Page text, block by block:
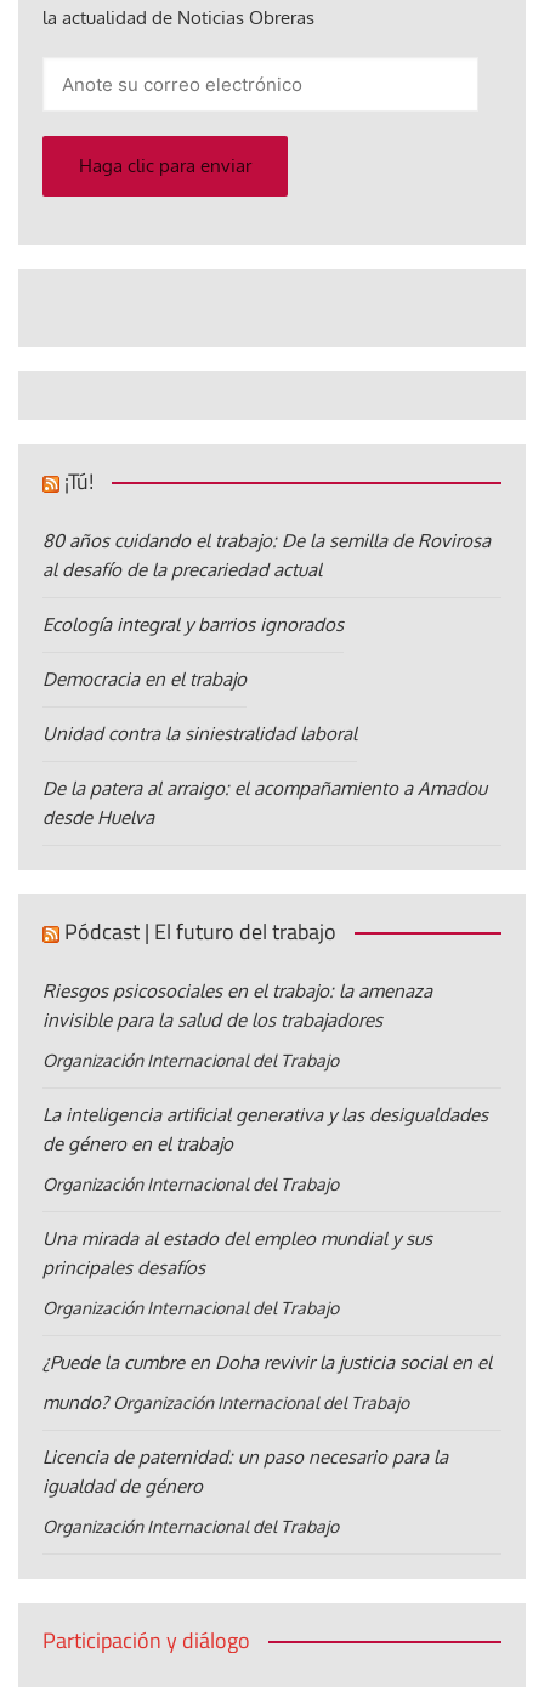
la actualidad de Noticias Obreras
electrónico
Haga clic para enviar
¡Tú!
80 años cuidando el trabajo: De la semilla de Rovirosa
al desafío de la precariedad actual
Ecología integral y barrios ignorados
Democracia en el trabajo
Unidad contra la siniestralidad laboral
De la patera al arraigo: el acompañamiento a Amadou
desde Huelva
Pódcast | El futuro del trabajo
Riesgos psicosociales en el trabajo: la amenaza
invisible para la salud de los trabajadores
Organización Internacional del Trabajo
La inteligencia artificial generativa y las desigualdades
de género en el trabajo
Organización Internacional del Trabajo
Una mirada al estado del empleo mundial y sus
principales desafíos
Organización Internacional del Trabajo
¿Puede la cumbre en Doha revivir la justicia social en el
mundo? Organización Internacional del Trabajo
Licencia de paternidad: un paso necesario para la
igualdad de género
Organización Internacional del Trabajo
Participación y diálogo